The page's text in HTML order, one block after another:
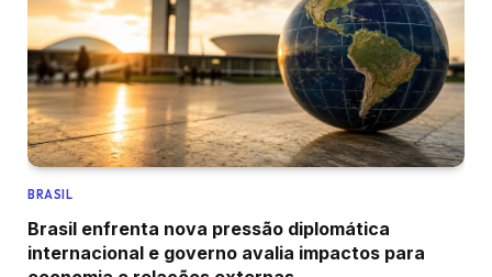
BRASIL
Brasil enfrenta nova pressão diplomática
internacional e governo avalia impactos para